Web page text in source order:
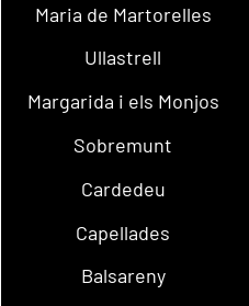
Maria de Martorelles
Ullastrell
Margarida i els Monjos
Sobremunt
Cardedeu
Capellades
Balsareny